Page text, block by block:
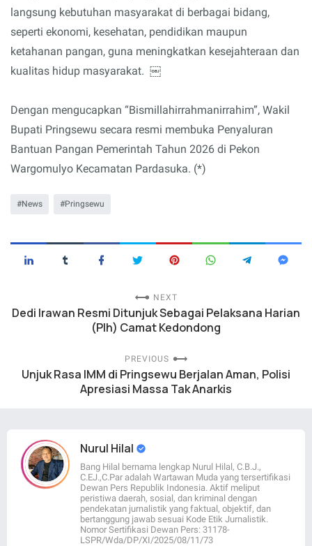
langsung kebutuhan masyarakat di berbagai bidang,
seperti ekonomi, kesehatan, pendidikan maupun
ketahanan pangan, guna meningkatkan kesejahteraan dan
kualitas hidup masyarakat. ￼
Dengan mengucapkan “Bismillahirrahmanirrahim”, Wakil
Bupati Pringsewu secara resmi membuka Penyaluran
Bantuan Pangan Pemerintah Tahun 2026 di Pekon
Wargomulyo Kecamatan Pardasuka. (*)
News Pringsewu
NEXT
Dedi Irawan Resmi Ditunjuk Sebagai Pelaksana Harian
(Plh) Camat Kedondong
PREVIOUS
Unjuk Rasa IMM di Pringsewu Berjalan Aman, Polisi
Apresiasi Massa Tak Anarkis
Nurul Hilal
Bang Hilal bernama lengkap Nurul Hilal, C.B.J.,
C.EJ.,C.Par adalah Wartawan Muda yang tersertifikasi
Dewan Pers Republik Indonesia. Aktif meliput
peristiwa daerah, sosial, dan kriminal dengan
pendekatan jurnalistik yang faktual, objektif, dan
bertanggung jawab sesuai Kode Etik Jurnalistik.
Nomor Sertifikasi Dewan Pers: 31178-
LSPR/Wda/DP/XI/2025/08/11/73